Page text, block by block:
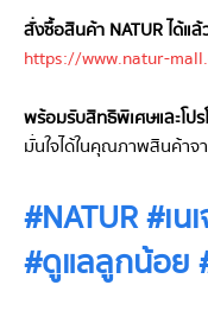
สั่งซื้อสินค้า NATUR ได้แ
https://www.natur-
พร้อมรับสิทธิพิเศษและโป
มั่นใจได้ในคุณภาพสินค้าจ
#NATUR #เ
#ดูแลลูกน้อย